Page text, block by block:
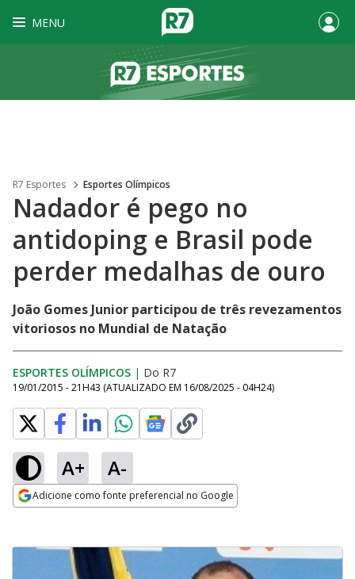
MENU
R7 Esportes Esportes Olímpicos
Nadador é pego no
antidoping e Brasil pode
perder medalhas de ouro
João Gomes Junior participou de três revezamentos
vitoriosos no Mundial de Natação
ESPORTES OLÍMPICOS | Do R7
19/01/2015 - 21H43 (ATUALIZADO EM 16/08/2025 - 04H24)
A+ A-
Adicione como fonte preferencial no Google